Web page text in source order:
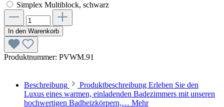
Simplex Multiblock, schwarz
In den Warenkorb
Produktnummer: PVWM.91
Beschreibung
Produktbeschreibung Erleben Sie den
Luxus eines warmen, einladenden Badezimmers mit unseren
hochwertigen Badheizkörpern,… Mehr